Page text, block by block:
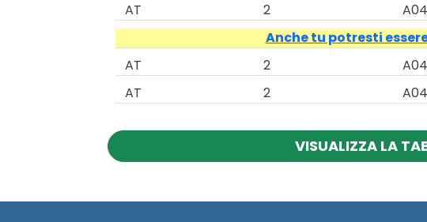
AT
2
Anche tu potresti
AT
2
AT
2
VISUALIZZA LA